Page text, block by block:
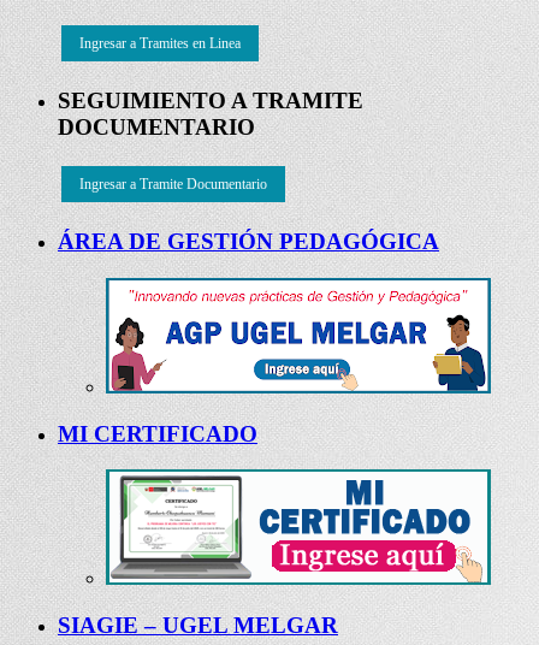
Ingresar a Tramites en Linea
SEGUIMIENTO A TRAMITE
DOCUMENTARIO
Ingresar a Tramite Documentario
ÁREA DE GESTIÓN PEDAGÓGICA
MI CERTIFICADO
SIAGIE – UGEL MELGAR